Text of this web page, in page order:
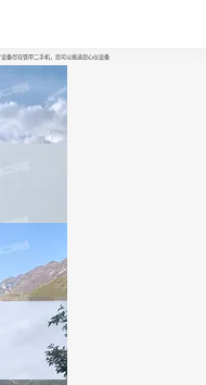
备尽在铁甲二手机，您可以挑选您心仪设备